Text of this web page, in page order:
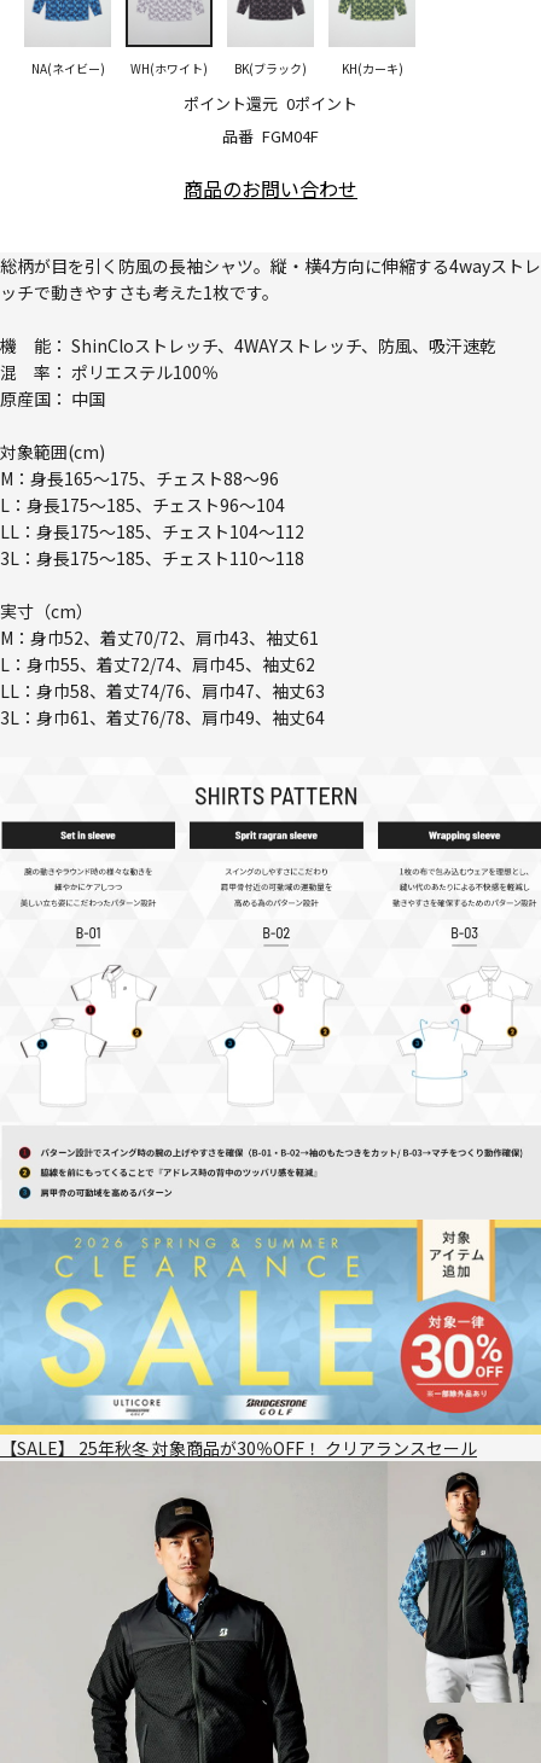
品番 FGM04F
ポイント還元 0ポイント
NA(ネイビー) WH(ホワイト) BK(ブラック) KH(カーキ)
商品のお問い合わせ
総柄が目を引く防風の長袖シャツ。縦・横4方向に伸縮する4wayストレ
ッチで動きやすさも考えた1枚です。
機 能： ShinCloストレッチ、4WAYストレッチ、防風、吸汗速乾
混 率： ポリエステル100％
原産国： 中国
対象範囲(cm)
M：身長165～175、チェスト88～96
L：身長175～185、チェスト96～104
LL：身長175～185、チェスト104～112
3L：身長175～185、チェスト110～118
実寸（cm）
M：身巾52、着丈70/72、肩巾43、袖丈61
L：身巾55、着丈72/74、肩巾45、袖丈62
LL：身巾58、着丈74/76、肩巾47、袖丈63
3L：身巾61、着丈76/78、肩巾49、袖丈64
【SALE】 25年秋冬 対象商品が30％OFF！ クリアランスセール